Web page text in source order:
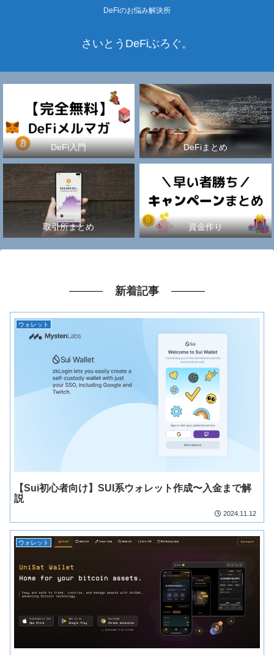
DeFiのお悩み解決所
さいとうDeFiぶろぐ。
DeFi入門 DeFiまとめ
取引所まとめ 資金作り
新着記事
ウォレット
【Sui初心者向け】SUI系ウォレット作成〜入金まで解
説
2024.11.12
ウォレット